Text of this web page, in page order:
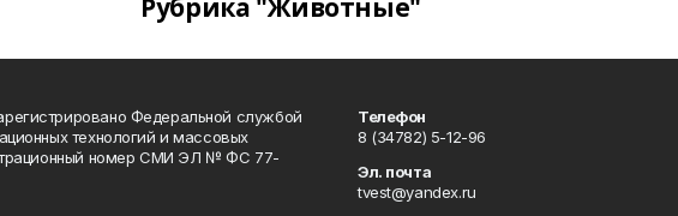
Рубрика "Животные"
Федеральной службой
технологий и массовых
номер СМИ ЭЛ № ФС 77-
Телефон
8 (34782) 5-12-96
Эл. почта
tvest@yandex.ru